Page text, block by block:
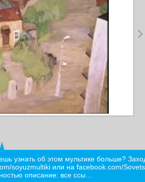
узнать об этом мультике больше?
soyuzmultiki или на facebook.com/
описание: все ссы...